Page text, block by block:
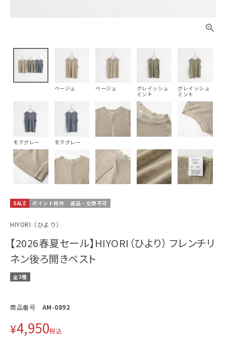
ベージュ ベージュ
グレイッシュ
ミント
グレイッシュ
ミント
モクグレー モクグレー
SALE ポイント除外 返品・交換不可
HIYORI（ひより）
【2026春夏セール】HIYORI（ひより） フレンチリ
ネン後ろ開きベスト
全3種
商品番号 AM-0892
¥4,950税込